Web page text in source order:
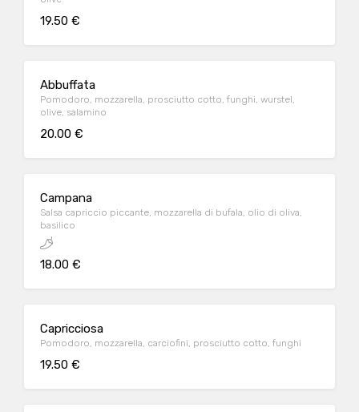
19.50 €
Abbuffata
Pomodoro, mozzarella, prosciutto cotto, funghi, wurstel,
olive, salamino
20.00 €
Campana
Salsa capriccio piccante, mozzarella di bufala, olio di oliva,
basilico
18.00 €
Capricciosa
Pomodoro, mozzarella, carciofini, prosciutto cotto, funghi
19.50 €